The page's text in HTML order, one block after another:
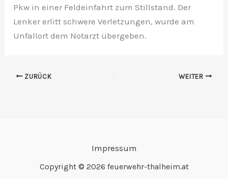
Pkw in einer Feldeinfahrt zum Stillstand. Der
Lenker erlitt schwere Verletzungen, wurde am
Unfallort dem Notarzt übergeben.
ZURÜCK WEITER
Impressum
Copyright © 2026 feuerwehr-thalheim.at